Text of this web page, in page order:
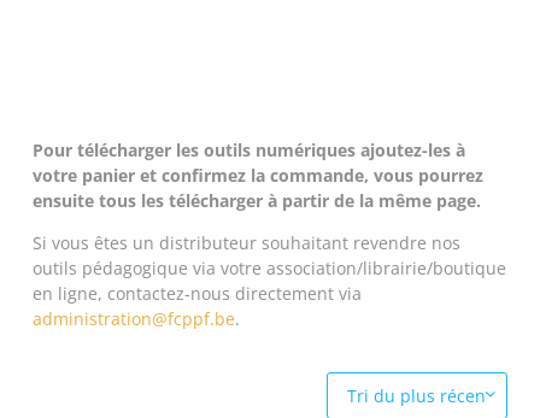
Pour télécharger les outils numériques ajoutez-les à
votre panier et confirmez la commande, vous pourrez
ensuite tous les télécharger à partir de la même page.
Si vous êtes un distributeur souhaitant revendre nos
outils pédagogique via votre association/librairie/boutique
en ligne, contactez-nous directement via
administration@fcppf.be.